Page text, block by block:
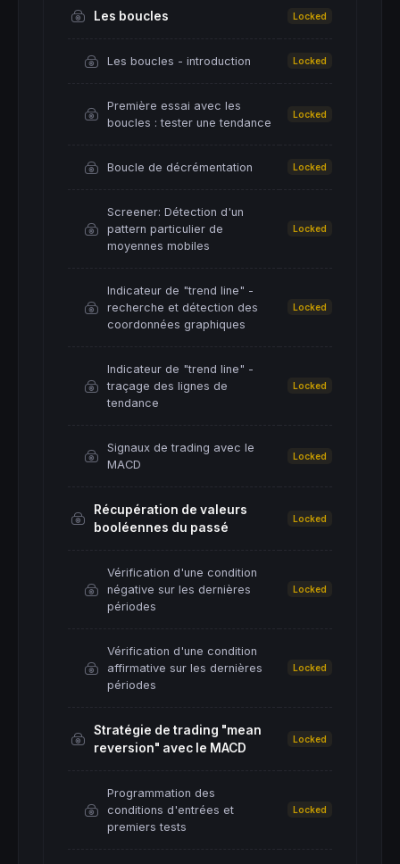
Les boucles Locked
Les boucles - introduction Locked
Première essai avec les
boucles : tester une tendance
Locked
Boucle de décrémentation Locked
Screener: Détection d'un
pattern particulier de
moyennes mobiles
Locked
Indicateur de "trend line" -
recherche et détection des
coordonnées graphiques
Locked
Indicateur de "trend line" -
traçage des lignes de
tendance
Locked
Signaux de trading avec le
MACD
Locked
Récupération de valeurs
booléennes du passé
Locked
Vérification d'une condition
négative sur les dernières
périodes
Locked
Vérification d'une condition
affirmative sur les dernières
périodes
Locked
Stratégie de trading "mean
reversion" avec le MACD
Locked
Programmation des
conditions d'entrées et
premiers tests
Locked